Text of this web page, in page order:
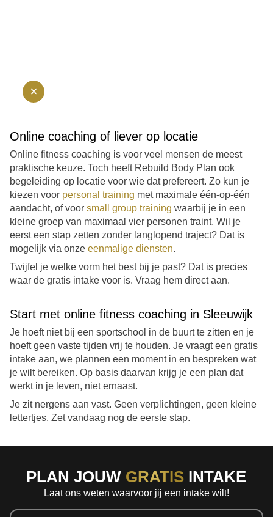
Online coaching of liever op locatie
Online fitness coaching is voor veel mensen de meest
praktische keuze. Toch heeft Rebuild Body Plan ook
begeleiding op locatie voor wie dat prefereert. Zo kun je
kiezen voor personal training met maximale één-op-één
aandacht, of voor small group training waarbij je in een
kleine groep van maximaal vier personen traint. Wil je
eerst een stap zetten zonder langlopend traject? Dat is
mogelijk via onze eenmalige diensten.
Twijfel je welke vorm het best bij je past? Dat is precies
waar de gratis intake voor is. Vraag hem direct aan.
Start met online fitness coaching in Sleeuwijk
Je hoeft niet bij een sportschool in de buurt te zitten en je
hoeft geen vaste tijden vrij te houden. Je vraagt een gratis
intake aan, we plannen een moment in en bespreken wat
je wilt bereiken. Op basis daarvan krijg je een plan dat
werkt in je leven, niet ernaast.
Je zit nergens aan vast. Geen verplichtingen, geen kleine
lettertjes. Zet vandaag nog de eerste stap.
PLAN JOUW GRATIS INTAKE
Laat ons weten waarvoor jij een intake wilt!
×